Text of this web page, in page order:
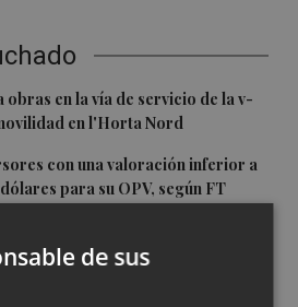
en la vía de servicio de la v-
en l'Horta Nord
con una valoración inferior a
para su OPV, según FT
su participación al 15%
con los gobiernos locales para el
de sus